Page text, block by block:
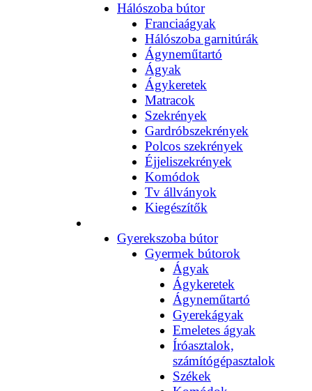
Hálószoba bútor
Franciaágyak
Hálószoba garnitúrák
Ágyneműtartó
Ágyak
Ágykeretek
Matracok
Szekrények
Gardróbszekrények
Polcos szekrények
Éjjeliszekrények
Komódok
Tv állványok
Kiegészítők
Gyerekszoba bútor
Gyermek bútorok
Ágyak
Ágykeretek
Ágyneműtartó
Gyerekágyak
Emeletes ágyak
Íróasztalok,
számítógépasztalok
Székek